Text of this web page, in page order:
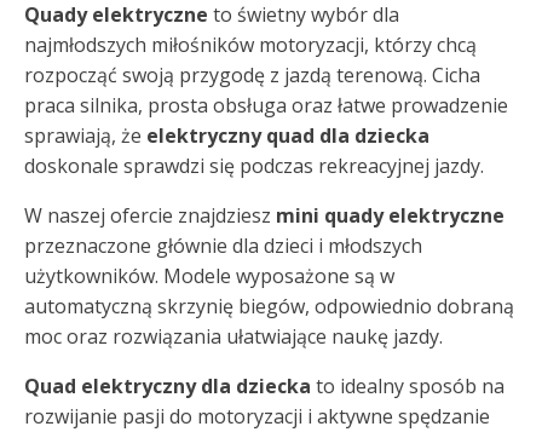
Quady elektryczne to świetny wybór dla
najmłodszych miłośników motoryzacji, którzy chcą
rozpocząć swoją przygodę z jazdą terenową. Cicha
praca silnika, prosta obsługa oraz łatwe prowadzenie
sprawiają, że elektryczny quad dla dziecka
doskonale sprawdzi się podczas rekreacyjnej jazdy.
W naszej ofercie znajdziesz mini quady elektryczne
przeznaczone głównie dla dzieci i młodszych
użytkowników. Modele wyposażone są w
automatyczną skrzynię biegów, odpowiednio dobraną
moc oraz rozwiązania ułatwiające naukę jazdy.
Quad elektryczny dla dziecka to idealny sposób na
rozwijanie pasji do motoryzacji i aktywne spędzanie